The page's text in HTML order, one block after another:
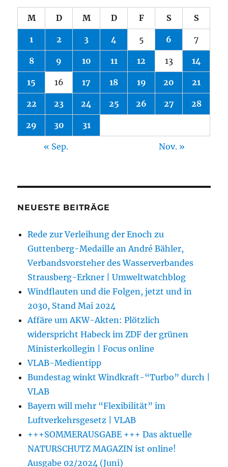
M D M D F S S
1 2 3 4 5 6 7
8 9 10 11 12 13 14
15 16 17 18 19 20 21
22 23 24 25 26 27 28
29 30 31
« Sep. Nov. »
NEUESTE BEITRÄGE
Rede zur Verleihung der Enoch zu
Guttenberg-Medaille an André Bähler,
Verbandsvorsteher des Wasserverbandes
Strausberg-Erkner | Umweltwatchblog
Windflauten und die Folgen, jetzt und in
2030, Stand Mai 2024
Affäre um AKW-Akten: Plötzlich
widerspricht Habeck im ZDF der grünen
Ministerkollegin | Focus online
VLAB-Medientipp
Bundestag winkt Windkraft-“Turbo” durch |
VLAB
Bayern will mehr “Flexibilität” im
Luftverkehrsgesetz | VLAB
+++SOMMERAUSGABE +++ Das aktuelle
NATURSCHUTZ MAGAZIN ist online!
Ausgabe 02/2024 (Juni)